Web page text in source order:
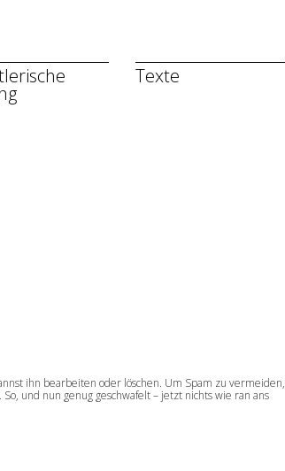
Texte
ihn bearbeiten oder löschen. Um Spam zu vermeiden,
und nun genug geschwafelt – jetzt nichts wie ran ans